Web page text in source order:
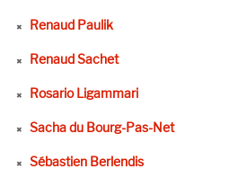
Renaud Paulik
Renaud Sachet
Rosario Ligammari
Sacha du Bourg-Pas-Net
Sébastien Berlendis